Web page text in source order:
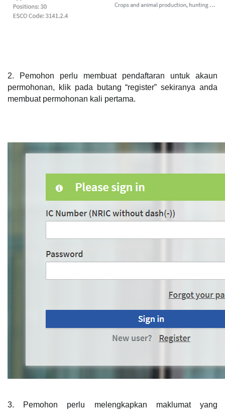
2. Pemohon perlu membuat pendaftaran untuk akaun
permohonan, klik pada butang “register” sekiranya anda
membuat permohonan kali pertama.
3. Pemohon perlu melengkapkan maklumat yang